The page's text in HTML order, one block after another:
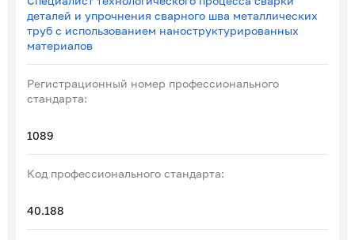
деталей и упрочнения сварного шва металлических
труб с использованием наноструктурированных
материалов
Регистрационный номер профессионального
стандарта:
1089
Код профессионального стандарта:
40.188